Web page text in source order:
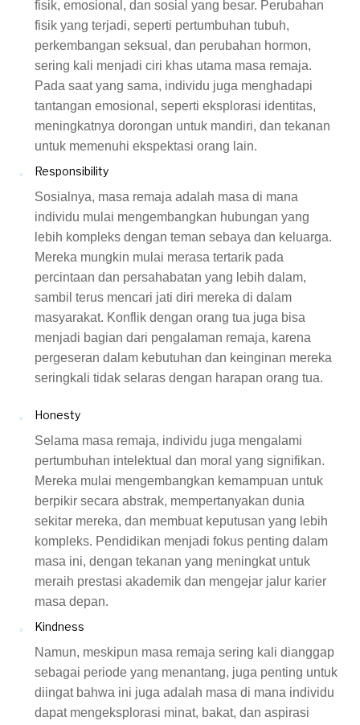
fisik, emosional, dan sosial yang besar. Perubahan
fisik yang terjadi, seperti pertumbuhan tubuh,
perkembangan seksual, dan perubahan hormon,
sering kali menjadi ciri khas utama masa remaja.
Pada saat yang sama, individu juga menghadapi
tantangan emosional, seperti eksplorasi identitas,
meningkatnya dorongan untuk mandiri, dan tekanan
untuk memenuhi ekspektasi orang lain.
Responsibility
Sosialnya, masa remaja adalah masa di mana
individu mulai mengembangkan hubungan yang
lebih kompleks dengan teman sebaya dan keluarga.
Mereka mungkin mulai merasa tertarik pada
percintaan dan persahabatan yang lebih dalam,
sambil terus mencari jati diri mereka di dalam
masyarakat. Konflik dengan orang tua juga bisa
menjadi bagian dari pengalaman remaja, karena
pergeseran dalam kebutuhan dan keinginan mereka
seringkali tidak selaras dengan harapan orang tua.
Honesty
Selama masa remaja, individu juga mengalami
pertumbuhan intelektual dan moral yang signifikan.
Mereka mulai mengembangkan kemampuan untuk
berpikir secara abstrak, mempertanyakan dunia
sekitar mereka, dan membuat keputusan yang lebih
kompleks. Pendidikan menjadi fokus penting dalam
masa ini, dengan tekanan yang meningkat untuk
meraih prestasi akademik dan mengejar jalur karier
masa depan.
Kindness
Namun, meskipun masa remaja sering kali dianggap
sebagai periode yang menantang, juga penting untuk
diingat bahwa ini juga adalah masa di mana individu
dapat mengeksplorasi minat, bakat, dan aspirasi